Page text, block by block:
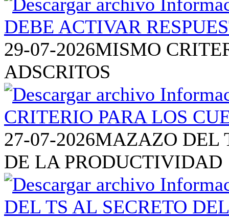
29-07-2026MISMO
ADSCRITOS
27-07-2026MAZAZO DEL
DE LA PRODUCTIVIDAD